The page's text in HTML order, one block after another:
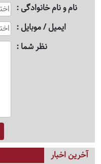
نام و نام خانوادگی
ایمیل / موبایل
نظر شما
آخرین اخبار